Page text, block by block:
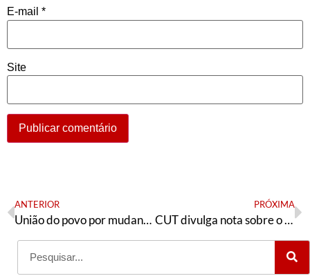
E-mail *
Site
ANTERIOR
União do povo por mudanças estruturais
PRÓXIMA
CUT divulga nota sobre o dia internacional dos direitos humanos